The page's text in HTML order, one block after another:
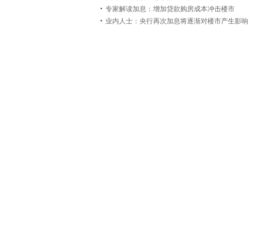
专家解读加息：增加贷款购房成本冲击楼市
业内人士：央行再次加息将逐渐对楼市产生影响